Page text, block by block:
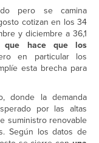
pero se camina
cotizan en los 34
y diciembre a 36,1
que hace que los
en particular los
esta brecha para
donde la demanda
por las altas
suministro renovable
Según los datos de